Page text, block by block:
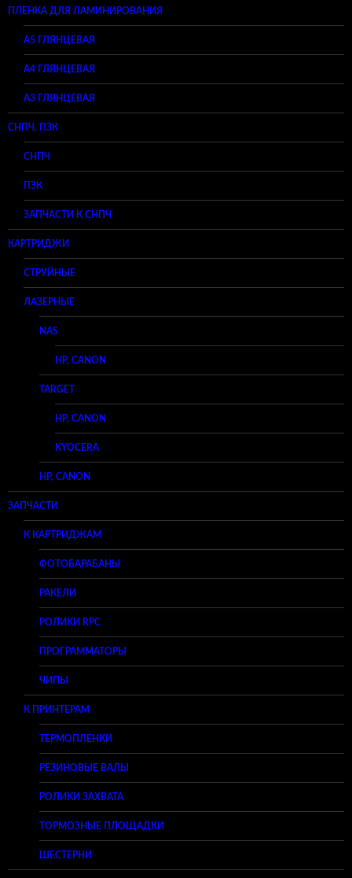
ПЛЕНКА ДЛЯ ЛАМИНИРОВАНИЯ
A5 ГЛЯНЦЕВАЯ
А4 ГЛЯНЦЕВАЯ
A3 ГЛЯНЦЕВАЯ
СНПЧ, ПЗК
СНПЧ
ПЗК
ЗАПЧАСТИ К СНПЧ
КАРТРИДЖИ
СТРУЙНЫЕ
ЛАЗЕРНЫЕ
NAS
HP, CANON
TARGET
HP, CANON
KYOCERA
HP, CANON
ЗАПЧАСТИ
К КАРТРИДЖАМ
ФОТОБАРАБАНЫ
РАКЕЛИ
РОЛИКИ RPC
ПРОГРАММАТОРЫ
ЧИПЫ
К ПРИНТЕРАМ
ТЕРМОПЛЕНКИ
РЕЗИНОВЫЕ ВАЛЫ
РОЛИКИ ЗАХВАТА
ТОРМОЗНЫЕ ПЛОЩАДКИ
ШЕСТЕРНИ